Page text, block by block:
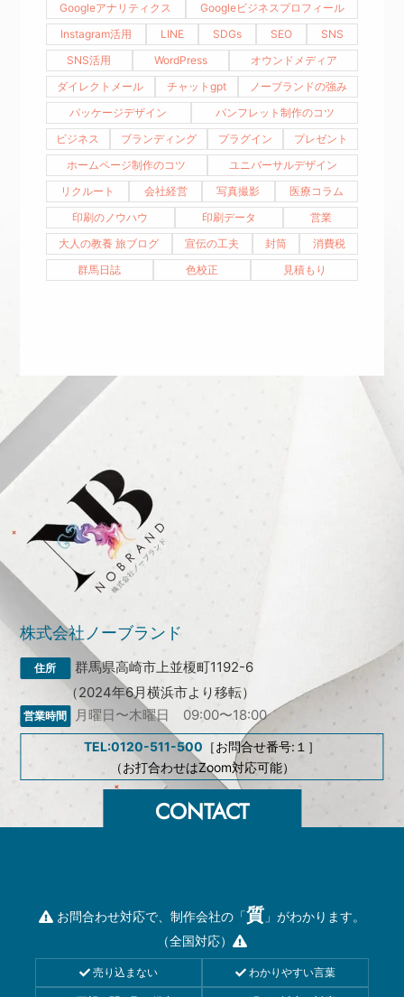
Googleアナリティクス
Googleビジネスプロフィール
Instagram活用
LINE SDGs SEO
SNS
SNS活用
WordPress
オウンドメディア
ダイレクトメール
チャットgpt
ノーブランドの強み
パッケージデザイン
パンフレット制作のコツ
ビジネス
ブランディング プラグイン
プレゼント
ホームページ制作のコツ
ユニバーサルデザイン
リクルート
会社経営 写真撮影
医療コラム
印刷のノウハウ
印刷データ
営業
大人の教養 旅ブログ
宣伝の工夫 封筒
消費税
群馬日誌
色校正 見積もり
株式会社ノーブランド
群馬県高崎市上並榎町1192-6
（2024年6月横浜市より移転）
月曜日〜木曜日 09:00〜18:00
TEL:0120-511-500 ［お問合せ番号:１］
（お打合わせはZoom対応可能）
お問合わせ対応で、制作会社の「質 」がわかります。
（全国対応）
売り込まない わかりやすい言葉